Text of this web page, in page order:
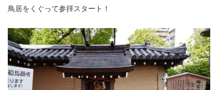
鳥居をくぐって参拝スタート！